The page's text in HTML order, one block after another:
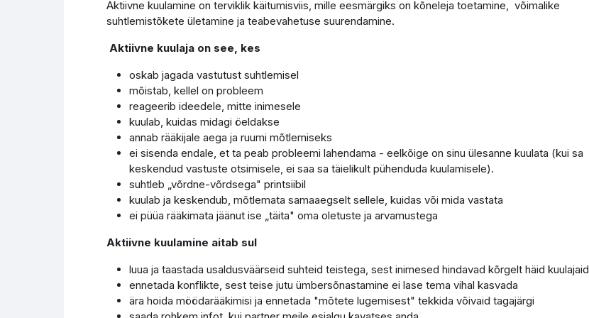
Aktiivne kuulamine on terviklik käitumisviis, mille eesmärgiks on kõneleja toetamine, võimalike
suhtlemistõkete ületamine ja teabevahetuse suurendamine.
Aktiivne kuulaja on see, kes
oskab jagada vastutust suhtlemisel
mõistab, kellel on probleem
reageerib ideedele, mitte inimesele
kuulab, kuidas midagi öeldakse
annab rääkijale aega ja ruumi mõtlemiseks
ei sisenda endale, et ta peab probleemi lahendama - eelkõige on sinu ülesanne kuulata (kui sa
keskendud vastuste otsimisele, ei saa sa täielikult pühenduda kuulamisele).
suhtleb „võrdne-võrdsega" printsiibil
kuulab ja keskendub, mõtlemata samaaegselt sellele, kuidas või mida vastata
ei püüa rääkimata jäänut ise „täita" oma oletuste ja arvamustega
Aktiivne kuulamine aitab sul
luua ja taastada usaldusväärseid suhteid teistega, sest inimesed hindavad kõrgelt häid kuulajaid
ennetada konflikte, sest teise jutu ümbersõnastamine ei lase tema vihal kasvada
ära hoida möödarääkimisi ja ennetada "mõtete lugemisest" tekkida võivaid tagajärgi